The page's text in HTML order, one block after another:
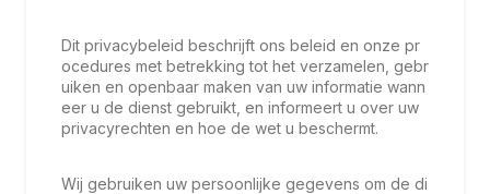
Dit privacybeleid beschrijft ons beleid en onze pr
ocedures met betrekking tot het verzamelen, gebr
uiken en openbaar maken van uw informatie wann
eer u de dienst gebruikt, en informeert u over uw
privacyrechten en hoe de wet u beschermt.
Wij gebruiken uw persoonlijke gegevens om de di